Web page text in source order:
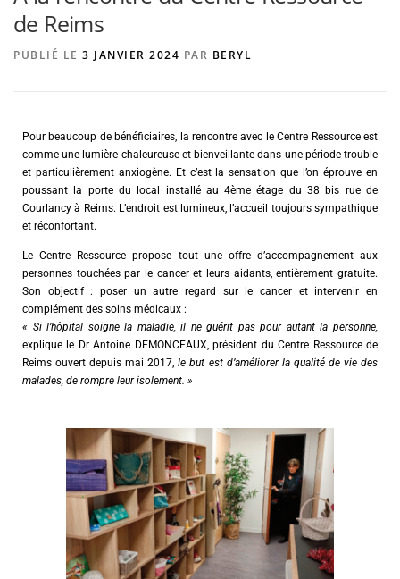
AGENCE DE PUBLICITÉ
de Reims
PUBLIÉ LE 3 JANVIER 2024 PAR BERYL
Pour beaucoup de bénéficiaires, la rencontre avec le Centre Ressource est
comme une lumière chaleureuse et bienveillante dans une période trouble
et particulièrement anxiogène. Et c’est la sensation que l’on éprouve en
poussant la porte du local installé au 4ème étage du 38 bis rue de
Courlancy à Reims. L’endroit est lumineux, l’accueil toujours sympathique
et réconfortant.
Le Centre Ressource propose tout une offre d’accompagnement aux
personnes touchées par le cancer et leurs aidants, entièrement gratuite.
Son objectif : poser un autre regard sur le cancer et intervenir en
complément des soins médicaux :
« Si l’hôpital soigne la maladie, il ne guérit pas pour autant la personne,
explique le Dr Antoine DEMONCEAUX, président du Centre Ressource de
Reims ouvert depuis mai 2017,le but est d’améliorer la qualité de vie des
malades, de rompre leur isolement. »